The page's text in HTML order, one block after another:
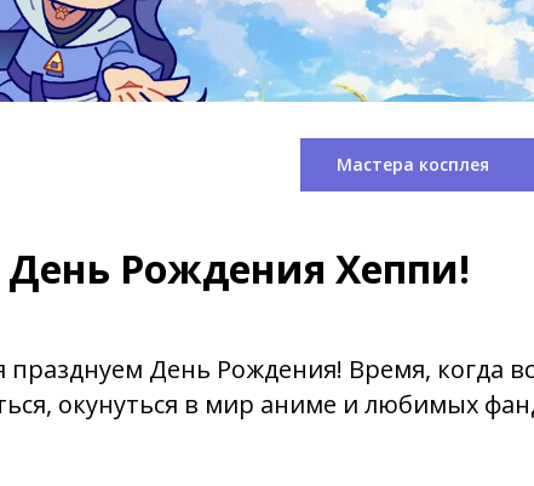
Мастера косплея
Рождения Хеппи!
День Рождения! Время, когда
окунуться в мир аниме и любимых